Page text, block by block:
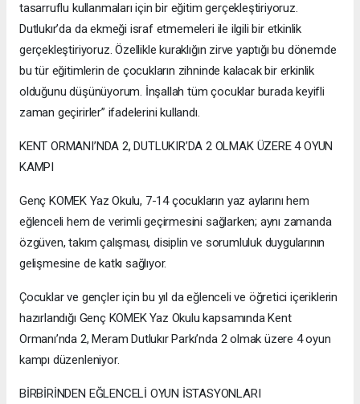
tasarruflu kullanmaları için bir eğitim gerçekleştiriyoruz.
Dutlukır’da da ekmeği israf etmemeleri ile ilgili bir etkinlik
gerçekleştiriyoruz. Özellikle kuraklığın zirve yaptığı bu dönemde
bu tür eğitimlerin de çocukların zihninde kalacak bir erkinlik
olduğunu düşünüyorum. İnşallah tüm çocuklar burada keyifli
zaman geçirirler” ifadelerini kullandı.
KENT ORMANI’NDA 2, DUTLUKIR’DA 2 OLMAK ÜZERE 4 OYUN
KAMPI
Genç KOMEK Yaz Okulu, 7-14 çocukların yaz aylarını hem
eğlenceli hem de verimli geçirmesini sağlarken; aynı zamanda
özgüven, takım çalışması, disiplin ve sorumluluk duygularının
gelişmesine de katkı sağlıyor.
Çocuklar ve gençler için bu yıl da eğlenceli ve öğretici içeriklerin
hazırlandığı Genç KOMEK Yaz Okulu kapsamında Kent
Ormanı’nda 2, Meram Dutlukır Parkı’nda 2 olmak üzere 4 oyun
kampı düzenleniyor.
BİRBİRİNDEN EĞLENCELİ OYUN İSTASYONLARI